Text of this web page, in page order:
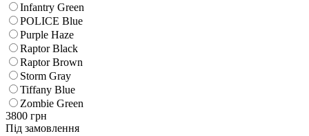
Infantry Green
POLICE Blue
Purple Haze
Raptor Black
Raptor Brown
Storm Gray
Tiffany Blue
Zombie Green
3800 грн
Під замовлення